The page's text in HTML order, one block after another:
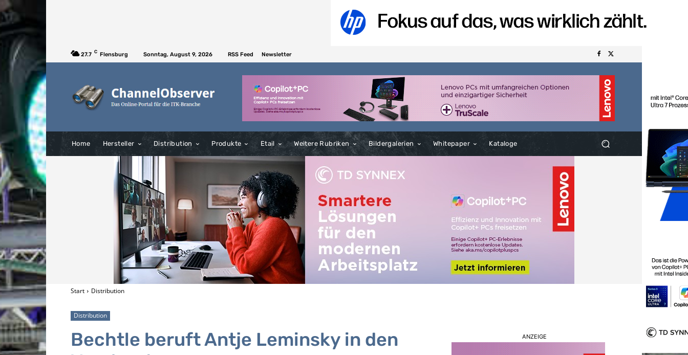
27.7 C Flensburg Sonntag, August 9, 2026 RSS Feed Newsletter
Home Hersteller Distribution Produkte Etail Weitere Rubriken Bildergalerien Whitepaper Kataloge
Start Distribution
Distribution
Bechtle beruft Antje Leminsky in den
ANZEIGE